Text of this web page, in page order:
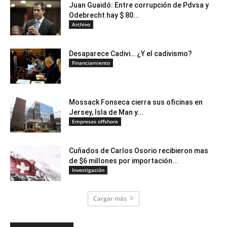
Juan Guaidó: Entre corrupción de Pdvsa y
Odebrecht hay $ 80...
Archivo
Desaparece Cadivi… ¿Y el cadivismo?
Financiamiento
Mossack Fonseca cierra sus oficinas en
Jersey, Isla de Man y...
Empresas offshore
Cuñados de Carlos Osorio recibieron mas
de $6 millones por importación...
Investigación
Cargar más